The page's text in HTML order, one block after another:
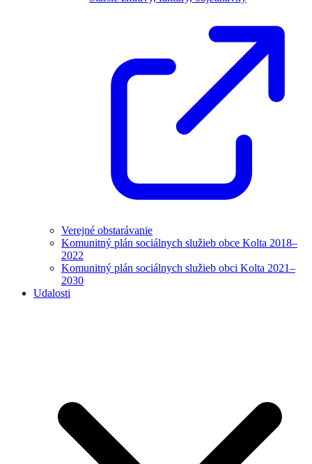
Verejné obstarávanie
Komunitný plán sociálnych služieb obce Kolta 2018–
2022
Komunitný plán sociálnych služieb obci Kolta 2021–
2030
Udalosti